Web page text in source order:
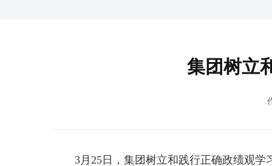
集团树立
3月25日，集团树立和践行正确政绩观学